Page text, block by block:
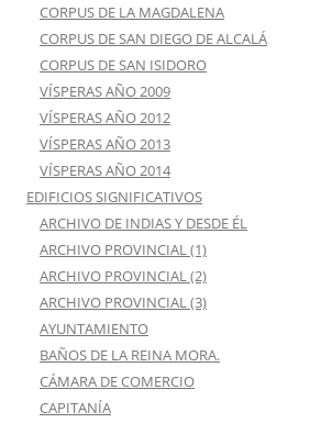
CORPUS DE LA MAGDALENA
CORPUS DE SAN DIEGO DE ALCALÁ
CORPUS DE SAN ISIDORO
VÍSPERAS AÑO 2009
VÍSPERAS AÑO 2012
VÍSPERAS AÑO 2013
VÍSPERAS AÑO 2014
EDIFICIOS SIGNIFICATIVOS
ARCHIVO DE INDIAS Y DESDE ÉL
ARCHIVO PROVINCIAL (1)
ARCHIVO PROVINCIAL (2)
ARCHIVO PROVINCIAL (3)
AYUNTAMIENTO
BAÑOS DE LA REINA MORA.
CÁMARA DE COMERCIO
CAPITANÍA